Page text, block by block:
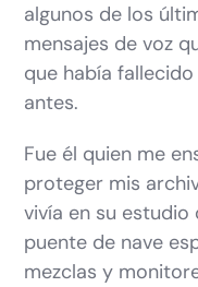
algunos de los
mensajes de voz
que había
antes.
Fue él quien me
proteger mis
vivía en su estudio
puente de nave
mezclas y